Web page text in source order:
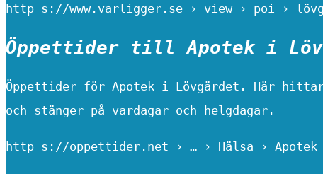
http s://www.varligger.se › view › poi ›
Öppettider till Apotek i
Öppettider för Apotek i Lövgärdet. Här
och stänger på vardagar och helgdagar.
http s://oppettider.net › … › Hälsa › Apotek